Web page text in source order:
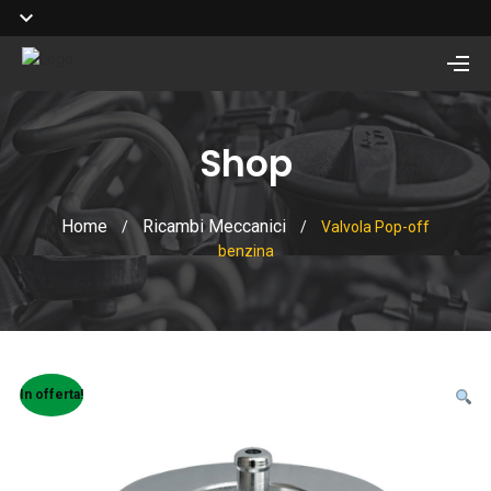
Shop
Home / Ricambi Meccanici /
Valvola Pop-off
benzina
In offerta!